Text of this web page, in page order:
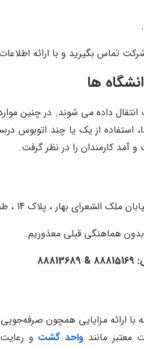
تماس بگیرید و با ارائه
ها
داده می ‌شوند. در چنین
استفاده از یک یا چند اتوبوس
آمد کارمندان را در نظر گرفت.
الشعرای بهار ، پلاک 14 ، طبقه سوم
هماهنگی قبلی معذوریم.
88815169
&
88813689
ارائه مزایایی همچون
مانند واحد گشت و